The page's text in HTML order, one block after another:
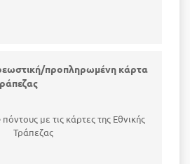
προπληρωμένη κάρτα
με τις κάρτες της Εθνικής
Τράπεζας